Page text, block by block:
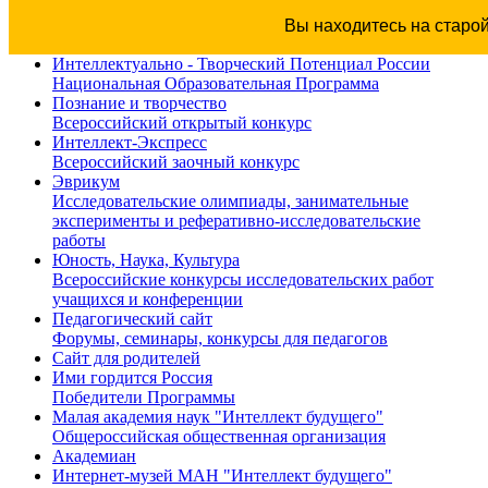
Вы находитесь на
Интеллектуально - Творческий Потенциал России
Национальная Образовательная Программа
Познание и творчество
Всероссийский открытый конкурс
Интеллект-Экспресс
Всероссийский заочный конкурс
Эврикум
Исследовательские олимпиады, занимательные
эксперименты и реферативно-исследовательские
работы
Юность, Наука, Культура
Всероссийские конкурсы исследовательских работ
учащихся и конференции
Педагогический сайт
Форумы, семинары, конкурсы для педагогов
Сайт для родителей
Ими гордится Россия
Победители Программы
Малая академия наук "Интеллект будущего"
Общероссийская общественная организация
Академиан
Интернет-музей МАН "Интеллект будущего"